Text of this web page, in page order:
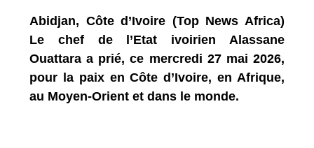
Abidjan, Côte d’Ivoire (Top News Africa)
Le chef de l’Etat ivoirien Alassane
Ouattara a prié, ce mercredi 27 mai 2026,
pour la paix en Côte d’Ivoire, en Afrique,
au Moyen-Orient et dans le monde.